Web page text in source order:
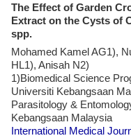
The Effect of Garden
Extract on the Cysts of
spp.
Mohamed Kamel AG1),
HL1), Anisah N2)
1)Biomedical Science
Universiti Kebangsaan
Parasitology &
Kebangsaan Malaysia
International Medical